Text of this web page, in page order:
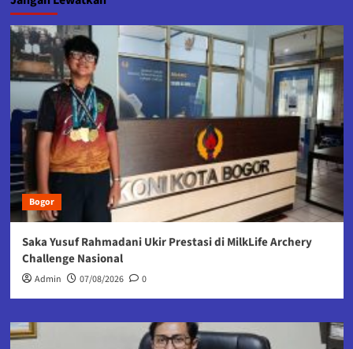
Bogor
Saka Yusuf Rahmadani Ukir Prestasi di MilkLife Archery
Challenge Nasional
Admin 07/08/2026 0